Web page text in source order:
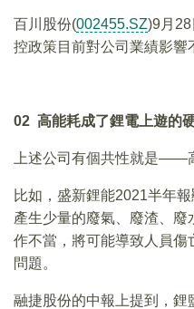
百川股份(002455.SZ)9月
控政策目前對公司業績影響
02 高能耗成了鋰電上遊的
上述公司有個共性就是——
比如，盛新鋰能2021半年
產生少量的廢氣、廢渣、廢
作不當，將可能導致人員傷
問題。
融捷股份的中報上提到，鋰